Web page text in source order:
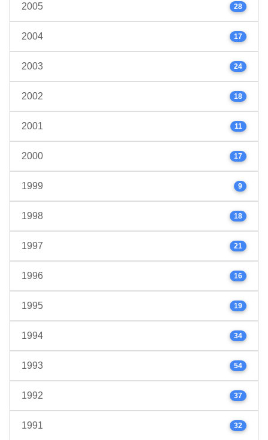
2005 28
2004 17
2003 24
2002 18
2001 11
2000 17
1999 9
1998 18
1997 21
1996 16
1995 19
1994 34
1993 54
1992 37
1991 32